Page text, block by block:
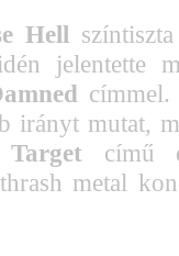
Hell
jelentette
irányt mutat,
című
metal